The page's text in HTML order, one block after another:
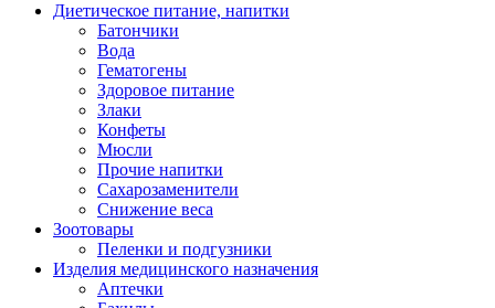
Диетическое питание, напитки
Батончики
Вода
Гематогены
Здоровое питание
Злаки
Конфеты
Мюсли
Прочие напитки
Сахарозаменители
Снижение веса
Зоотовары
Пеленки и подгузники
Изделия медицинского назначения
Аптечки